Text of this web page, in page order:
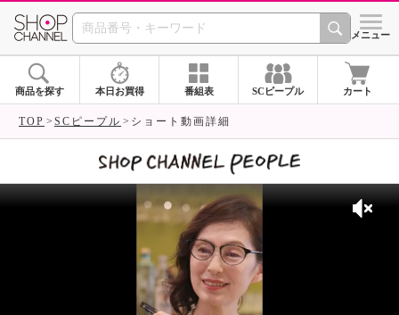
SHOP CHANNEL シメニュー
商品を探す 本日お買得 番組表 SCピープル カート
TOP SCピープル ショート動画詳細